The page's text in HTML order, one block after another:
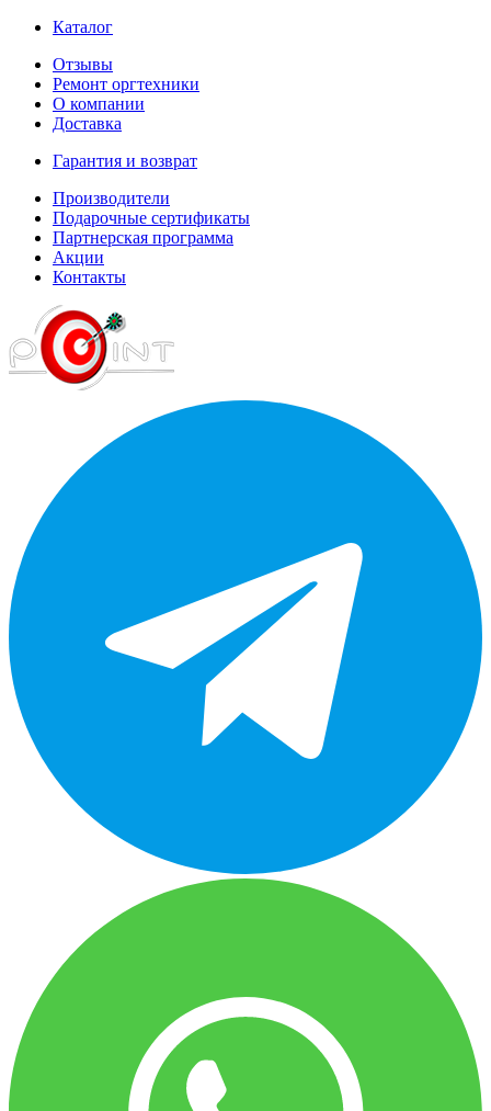
Каталог
Отзывы
Ремонт оргтехники
О компании
Доставка
Гарантия и возврат
Производители
Подарочные сертификаты
Партнерская программа
Акции
Контакты